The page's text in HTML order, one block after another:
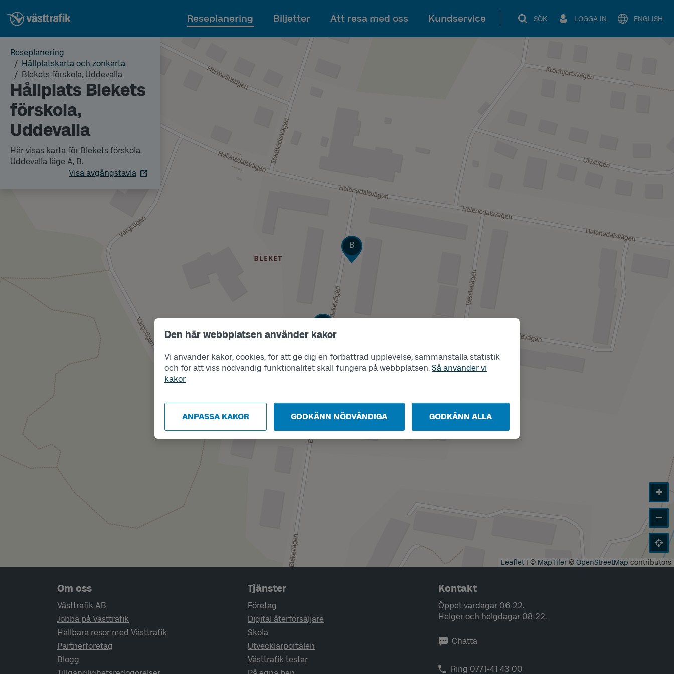
Den här webbplatsen använder kakor
Vi använder kakor, cookies, för att ge dig en förbättrad upplevelse, sammanställa statistik
och för att viss nödvändig funktionalitet skall fungera på webbplatsen. Så använder vi
kakor
ANPASSA KAKOR GODKÄNN NÖDVÄNDIGA GODKÄNN ALLA
Till innehållet
Reseplanering Biljetter Att resa med oss Kundservice SÖK LOGGA IN ENGLISH
Reseplanering
Hållplatskarta och zonkarta
Blekets förskola, Uddevalla
Hållplats Blekets
förskola,
Uddevalla
Här visas karta för Blekets förskola,
Uddevalla läge A, B.
Visa avgångstavla
Läge
Läge
B
+
−
Leaflet | © MapTiler© OpenStreetMap contributors
Sidfotsnavigering
Om oss
Västtrafik AB
Jobba på Västtrafik
Hållbara resor med Västtrafik
Partnerföretag
Blogg
Tjänster
Företag
Digital återförsäljare
Skola
Utvecklarportalen
Västtrafik testar
Kontakt
Öppet vardagar 06-22.
Helger och helgdagar 08-22.
Chatta
Ring 0771-41 43 00